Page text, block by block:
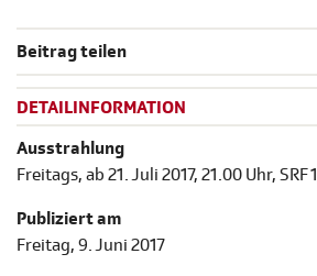
Beitrag teilen
DETAILINFORMATION
Ausstrahlung
Freitags, ab 21. Juli 2017, 21.00 Uhr, SRF 1
Publiziert am
Freitag, 9. Juni 2017